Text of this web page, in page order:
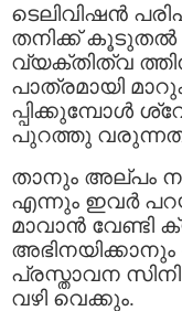
ടെലിവിഷന്‍
തനിക്ക്‌ കൂടുതല്‍
വ്യക്തിത്വ
പാത്രമായി
പ്പിക്കുമ്പോള്‍
പുറത്തു വരുന്നത്
താനും അല്പം
എന്നും ഇവര്‍
മാവാന്‍ വേണ്ടി
പ്രസ്താവന
വഴി വെക്കും.